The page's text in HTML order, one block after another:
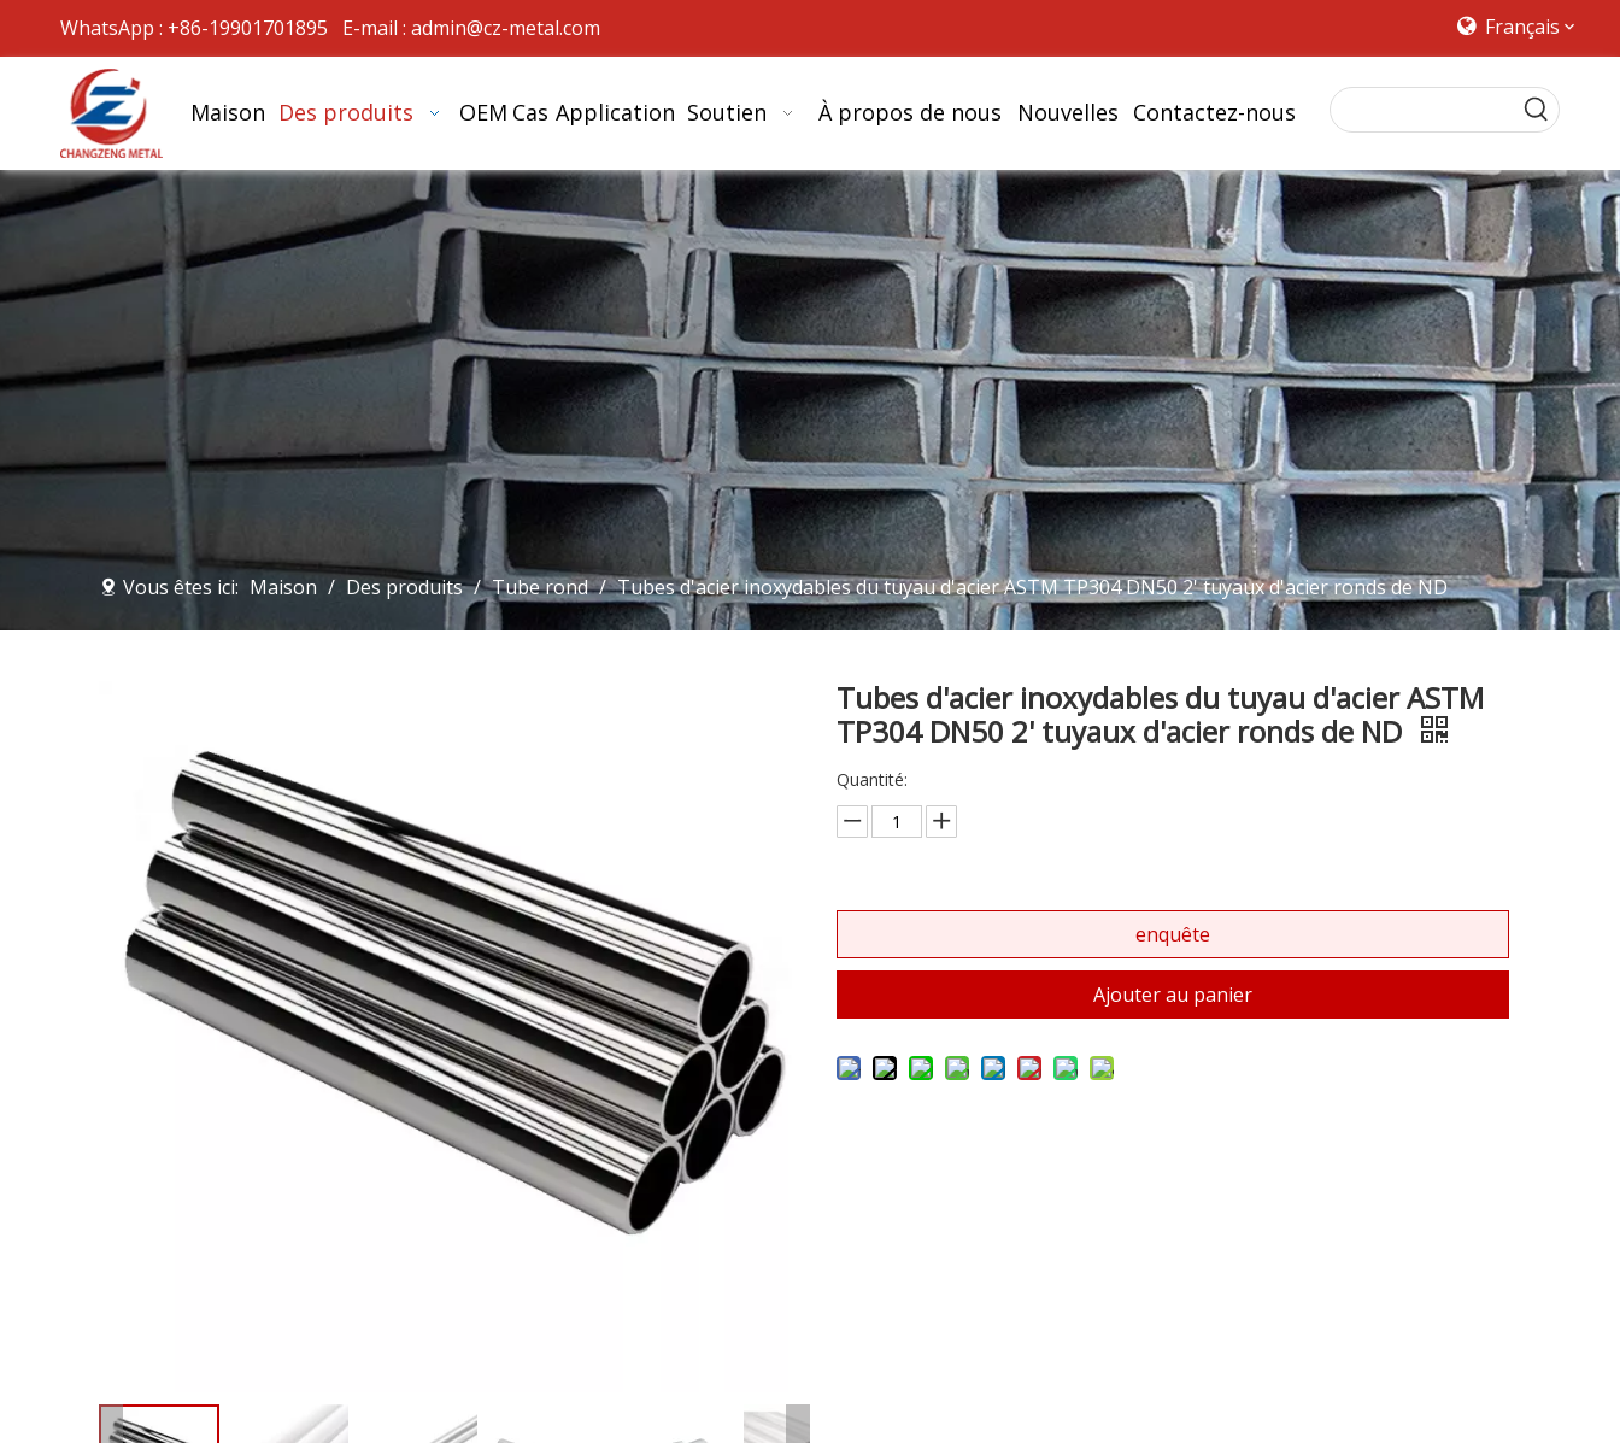
WhatsApp : +86-19901701895 E-mail : admin@cz-metal.com Français
Maison Des produits OEM Cas Application Soutien À propos de nous Nouvelles Contactez-nous
Vous êtes ici: Maison / Des produits / Tube rond / Tubes d'acier inoxydables du tuyau d'acier ASTM TP304 DN50 2' tuyaux d'acier ronds de ND
Tubes d'acier inoxydables du tuyau d'acier ASTM
TP304 DN50 2' tuyaux d'acier ronds de ND
Quantité:
enquête
Ajouter au panier